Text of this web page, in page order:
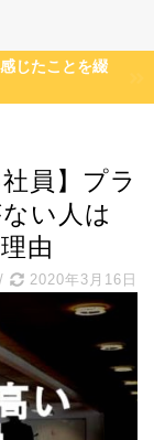
じたことを綴
員】プラ
い人は
由
/ 2020年3月16日